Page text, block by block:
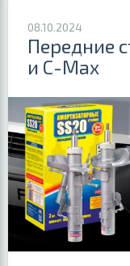
08.10.2024
Передние
и C-Max